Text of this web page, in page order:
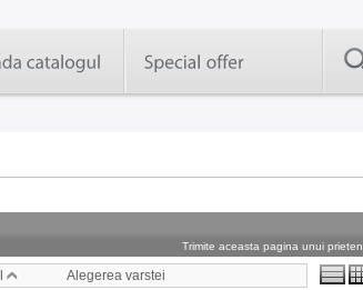
Trimite aceasta pagina unui prieten
Alegerea varstei